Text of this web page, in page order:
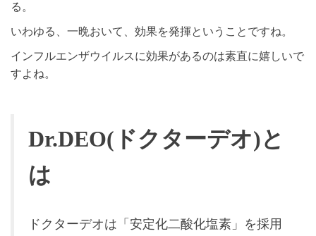
る。
いわゆる、一晩おいて、効果を発揮ということですね。
インフルエンザウイルスに効果があるのは素直に嬉しいで
すよね。
Dr.DEO(ドクターデオ)と
は
ドクターデオは「安定化二酸化塩素」を採用